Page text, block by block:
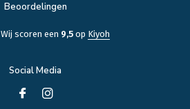
Beoordelingen
Wij scoren een 9,5op Kiyoh
Social Media